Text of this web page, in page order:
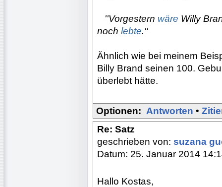
''Vorgestern wäre Willy
noch lebte.''
Ähnlich wie bei meinem
Billy Brand seinen 100.
überlebt hätte.
Optionen: Antworten •
Re: Satz
geschrieben von: suzana
Datum: 25. Januar 2014
Hallo Kostas,